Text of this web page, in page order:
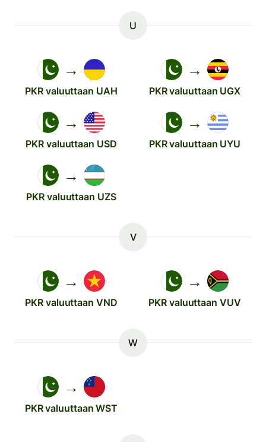
U
→
PKR valuuttaan UAH
→
PKR valuuttaan UGX
→
PKR valuuttaan USD
→
PKR valuuttaan UYU
→
PKR valuuttaan UZS
V
→
PKR valuuttaan VND
→
PKR valuuttaan VUV
W
→
PKR valuuttaan WST